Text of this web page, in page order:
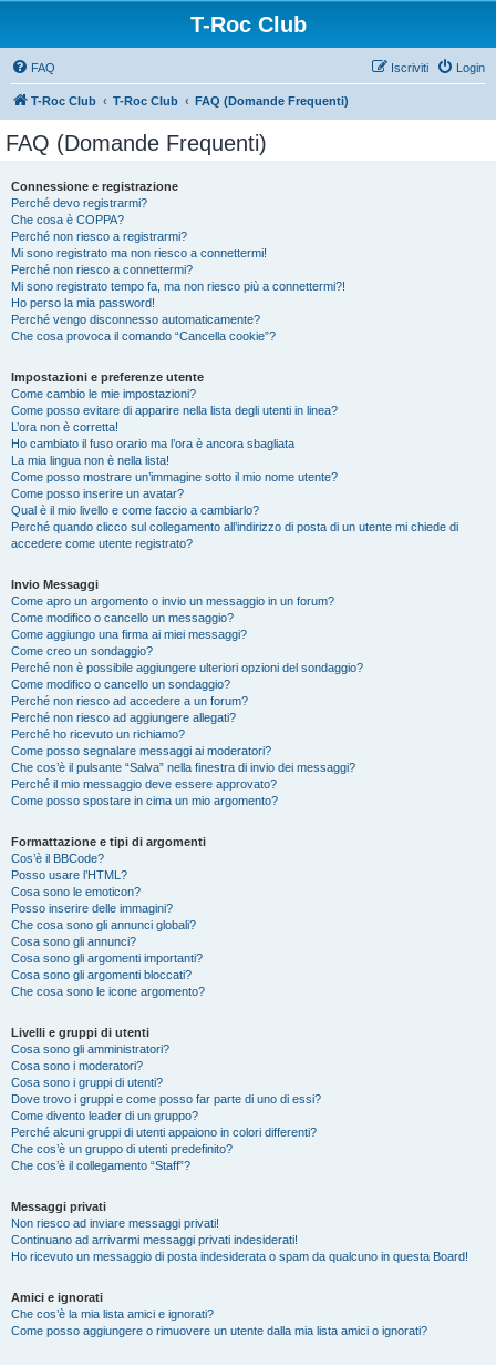
T-Roc Club
FAQ Login
Iscriviti
T-Roc Club T-Roc Club FAQ (Domande Frequenti)
FAQ (Domande Frequenti)
Connessione e registrazione
Perché devo registrarmi?
Che cosa è COPPA?
Perché non riesco a registrarmi?
Mi sono registrato ma non riesco a connettermi!
Perché non riesco a connettermi?
Mi sono registrato tempo fa, ma non riesco più a connettermi?!
Ho perso la mia password!
Perché vengo disconnesso automaticamente?
Che cosa provoca il comando “Cancella cookie”?
Impostazioni e preferenze utente
Come cambio le mie impostazioni?
Come posso evitare di apparire nella lista degli utenti in linea?
L’ora non è corretta!
Ho cambiato il fuso orario ma l’ora è ancora sbagliata
La mia lingua non è nella lista!
Come posso mostrare un’immagine sotto il mio nome utente?
Come posso inserire un avatar?
Qual è il mio livello e come faccio a cambiarlo?
Perché quando clicco sul collegamento all’indirizzo di posta di un utente mi chiede di
accedere come utente registrato?
Invio Messaggi
Come apro un argomento o invio un messaggio in un forum?
Come modifico o cancello un messaggio?
Come aggiungo una firma ai miei messaggi?
Come creo un sondaggio?
Perché non è possibile aggiungere ulteriori opzioni del sondaggio?
Come modifico o cancello un sondaggio?
Perché non riesco ad accedere a un forum?
Perché non riesco ad aggiungere allegati?
Perché ho ricevuto un richiamo?
Come posso segnalare messaggi ai moderatori?
Che cos’è il pulsante “Salva” nella finestra di invio dei messaggi?
Perché il mio messaggio deve essere approvato?
Come posso spostare in cima un mio argomento?
Formattazione e tipi di argomenti
Cos’è il BBCode?
Posso usare l’HTML?
Cosa sono le emoticon?
Posso inserire delle immagini?
Che cosa sono gli annunci globali?
Cosa sono gli annunci?
Cosa sono gli argomenti importanti?
Cosa sono gli argomenti bloccati?
Che cosa sono le icone argomento?
Livelli e gruppi di utenti
Cosa sono gli amministratori?
Cosa sono i moderatori?
Cosa sono i gruppi di utenti?
Dove trovo i gruppi e come posso far parte di uno di essi?
Come divento leader di un gruppo?
Perché alcuni gruppi di utenti appaiono in colori differenti?
Che cos’è un gruppo di utenti predefinito?
Che cos’è il collegamento “Staff”?
Messaggi privati
Non riesco ad inviare messaggi privati!
Continuano ad arrivarmi messaggi privati indesiderati!
Ho ricevuto un messaggio di posta indesiderata o spam da qualcuno in questa Board!
Amici e ignorati
Che cos’è la mia lista amici e ignorati?
Come posso aggiungere o rimuovere un utente dalla mia lista amici o ignorati?